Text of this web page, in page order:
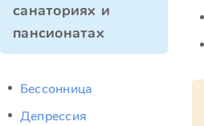
санаториях и
пансионатах
Бессонница
Депрессия